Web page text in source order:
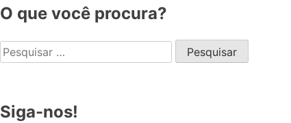
O que você procura?
Siga-nos!